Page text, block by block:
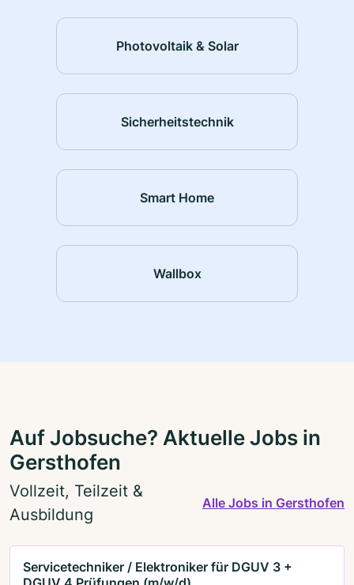
Photovoltaik & Solar
Sicherheitstechnik
Smart Home
Wallbox
Auf Jobsuche? Aktuelle Jobs in
Gersthofen
Vollzeit, Teilzeit &
Ausbildung
Alle Jobs in Gersthofen
Servicetechniker / Elektroniker für DGUV 3 +